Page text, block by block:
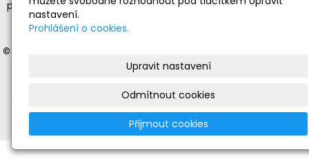
příjemce dotace realizující sportovní aktivity dětí a mládeže ve
věku od 4 do 19 let v souladu s platnými a registrovanými
© 2012-2025 Moderní gymnastika Karlovy Vary
vyhrazena | © Web vytvořil:Gitech|mail|adm
sportovního klubu moderní gymnastiky TopGym Karlovy Vary.
Nevyžádané nebo nevhodné příspěvky budou vymazány.
nastavení.
Prohlášení o cookies.
Upravit nastavení
Odmítnout cookies
Přijmout cookies